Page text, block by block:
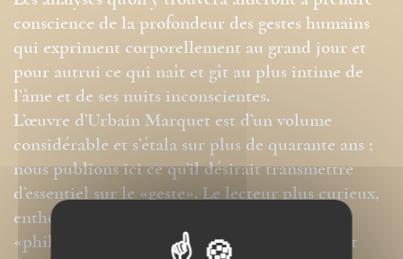
conscience de la profondeur des gestes humains
qui expriment corporellement au grand jour et
pour autrui ce qui naît et gît au plus intime de
l’âme et de ses nuits inconscientes.
L’œuvre d’Urbain Marquet est d’un volume
considérable et s’étala sur plus de quarante ans ;
nous publions ici ce qu’il désirait transmettre
d’essentiel sur le «geste». Le lecteur plus curieux,
enthousiaste peut-être à la découverte d’un
«philosophe inconnu», après avoir goûté à cet